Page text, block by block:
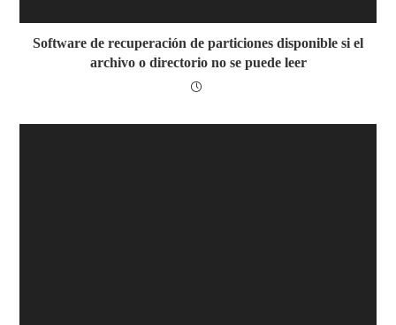
Software de recuperación de particiones disponible si el
archivo o directorio no se puede leer